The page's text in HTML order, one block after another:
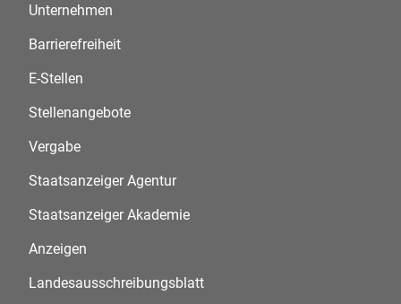
Unternehmen
Barrierefreiheit
E-Stellen
Stellenangebote
Vergabe
Staatsanzeiger Agentur
Staatsanzeiger Akademie
Anzeigen
Landesausschreibungsblatt